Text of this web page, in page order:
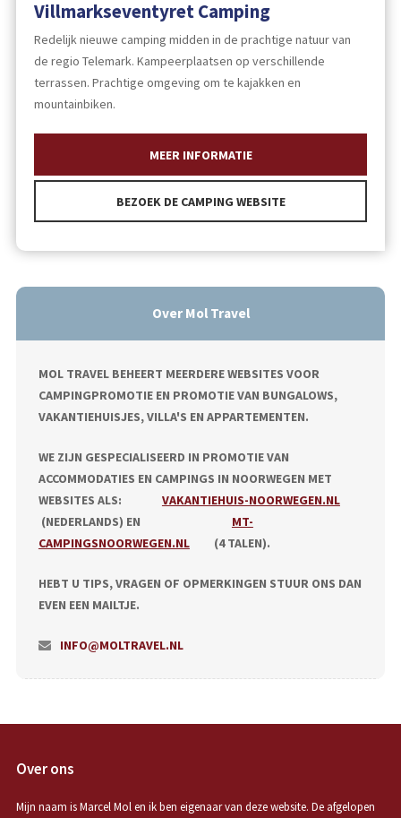
Villmarkseventyret Camping
Redelijk nieuwe camping midden in de prachtige natuur van
de regio Telemark. Kampeerplaatsen op verschillende
terrassen. Prachtige omgeving om te kajakken en
mountainbiken.
MEER INFORMATIE
BEZOEK DE CAMPING WEBSITE
Over Mol Travel
MOL TRAVEL BEHEERT MEERDERE WEBSITES VOOR
CAMPINGPROMOTIE EN PROMOTIE VAN BUNGALOWS,
VAKANTIEHUISJES, VILLA'S EN APPARTEMENTEN.
WE ZIJN GESPECIALISEERD IN PROMOTIE VAN
ACCOMMODATIES EN CAMPINGS IN NOORWEGEN MET
WEBSITES ALS: VAKANTIEHUIS-NOORWEGEN.NL
(NEDERLANDS) EN MT-
CAMPINGSNOORWEGEN.NL(4 TALEN).
HEBT U TIPS, VRAGEN OF OPMERKINGEN STUUR ONS DAN
EVEN EEN MAILTJE.
INFO@MOLTRAVEL.NL
Over ons
Mijn naam is Marcel Mol en ik ben eigenaar van deze website. De afgelopen